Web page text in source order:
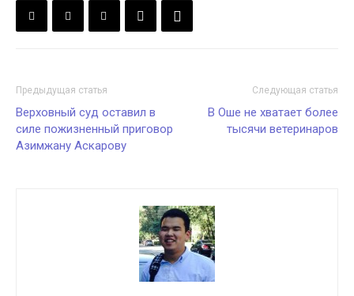
Предыдущая статья
Верховный суд оставил в
силе пожизненный приговор
Азимжану Аскарову
Следующая статья
В Оше не хватает более
тысячи ветеринаров